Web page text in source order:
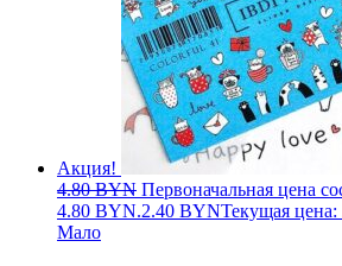
Акция!
4.80BYN Первоначальная цена
4.80 BYN.2.40 BYNТекущая
Мало